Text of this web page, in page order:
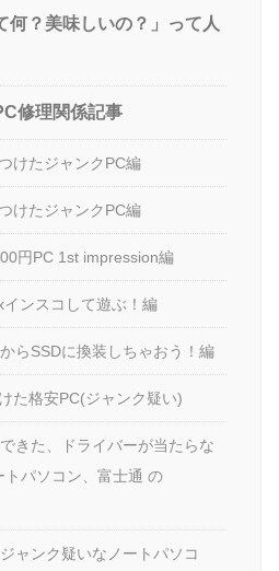
何？美味しいの？」って人
修理関係記事
けたジャンクPC編
けたジャンクPC編
円PC 1st impression編
ンスコして遊ぶ！編
らSSDに換装しちゃおう！編
た格安PC(ジャンク疑い)
きた、ドライバーが当たらな
パソコン、富士通 の
ャンク疑いなノートパソコ